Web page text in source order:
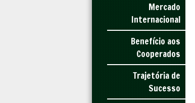
Mercado
Internacional
Benefício aos
Cooperados
Trajetória de
Sucesso